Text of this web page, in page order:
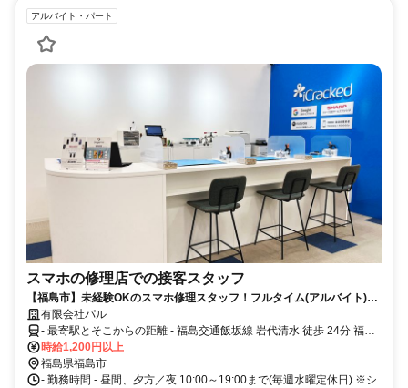
アルバイト・パート
スマホの修理店での接客スタッフ
【福島市】未経験OKのスマホ修理スタッフ！フルタイム(アルバイト)募
集！時給1,200円～！／交通費全額支給／未経験歓迎／シフト柔軟対応
有限会社パル
- 最寄駅とそこからの距離 - 福島交通飯坂線 岩代清水 徒歩 24分 福島
交通「三本松」バス停より徒歩約1分
時給1,200円以上
福島県福島市
- 勤務時間 - 昼間、夕方／夜 10:00～19:00まで(毎週水曜定休日) ※シ